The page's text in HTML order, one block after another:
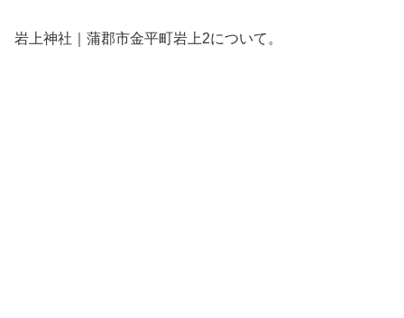
岩上神社｜蒲郡市金平町岩上2について。